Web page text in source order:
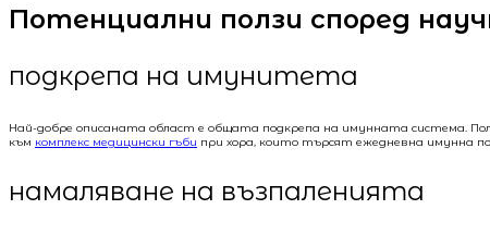
Потенциални ползи според
подкрепа на имунитета
Най-добре описаната област е общата подкрепа на имунната система.
към комплекс медицински гъби при хора, които търсят ежедневна имунна
намаляване на възпаленията